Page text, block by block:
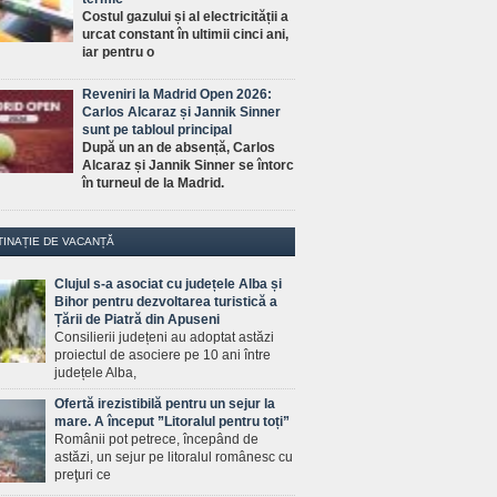
Costul gazului și al electricității a
urcat constant în ultimii cinci ani,
iar pentru o
Reveniri la Madrid Open 2026:
Carlos Alcaraz și Jannik Sinner
sunt pe tabloul principal
După un an de absență, Carlos
Alcaraz și Jannik Sinner se întorc
în turneul de la Madrid.
DE VACANȚĂ
Clujul s-a asociat cu județele Alba și
Bihor pentru dezvoltarea turistică a
Țării de Piatră din Apuseni
Consilierii județeni au adoptat astăzi
proiectul de asociere pe 10 ani între
județele Alba,
Ofertă irezistibilă pentru un sejur la
mare. A început ”Litoralul pentru toți”
Românii pot petrece, începând de
astăzi, un sejur pe litoralul românesc cu
preţuri ce